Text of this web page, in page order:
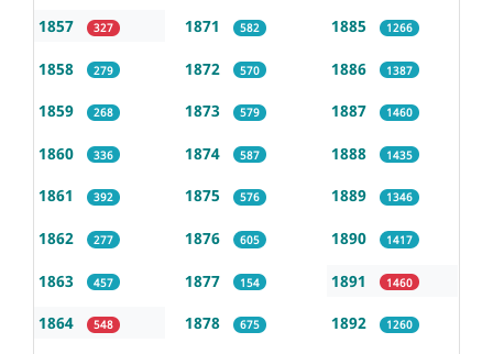
1857 327
1858 279
1859 268
1860 336
1861 392
1862 277
1863 457
1864 548
1871 582
1872 570
1873 579
1874 587
1875 576
1876 605
1877 154
1878 675
1885 1266
1886 1387
1887 1460
1888 1435
1889 1346
1890 1417
1891 1460
1892 1260